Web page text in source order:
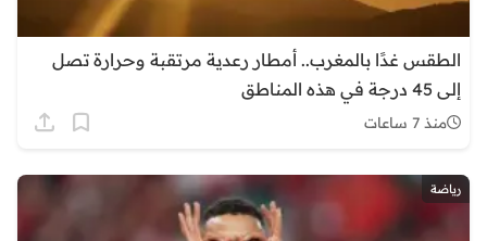
الطقس غدًا بالمغرب.. أمطار رعدية مرتقبة وحرارة تصل
إلى 45 درجة في هذه المناطق
منذ 7 ساعات
رياضة